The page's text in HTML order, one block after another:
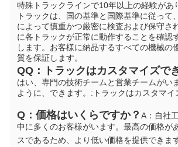
特殊トラックラインで10年以上の経験があ
トラックは、国の基準と国際基準に従って
によって慎重かつ厳密に検査および保守さ
に各トラックが正常に動作することを確認
します。お客様に納品するすべての機械の
質を保証します。
QQ：トラックはカスタマイズで
はい、専門の技術チームと営業チームがい
ように、できます。 :トラックはカスタマイ
Q：価格はいくらですか？ A：自社
中に多くのお客様がいます。最高の価格が
スであるため、より低い価格を提供できま